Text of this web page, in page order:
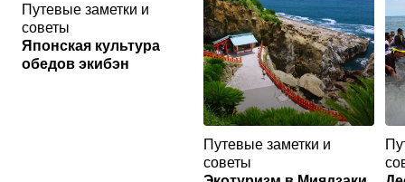
Путевые заметки и
советы
Японская культура
обедов экибэн
Путевые заметки и
советы